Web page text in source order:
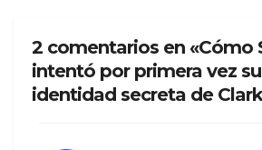
2 comentarios en «Cómo
intentó por primera vez
identidad secreta de